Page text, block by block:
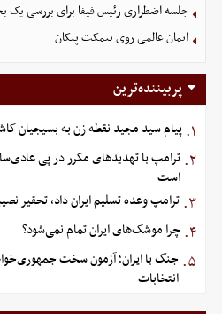
جلسه اضطراری رئیس فیفا برای بررسی یک
ایمان عالمی روی نیمکت پیکان
پربیننده‌ترین
۱. پیام سید مجید نقطه زن به بسیجیان
۲. ترامپ با تهدیدهای مکرر در پی
است
۳. ترامپ وعده تسلیم ایران داد، تحقیر
۴. چرا موشک‌های ایران تمام نمی‌شود؟
۵. جنگ با ایران؛ آزمون سخت
انتخابات